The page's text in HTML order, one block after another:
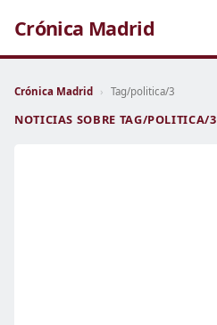
Crónica Madrid
Crónica Madrid › Tag/politica/3
NOTICIAS SOBRE TAG/POLITICA/3